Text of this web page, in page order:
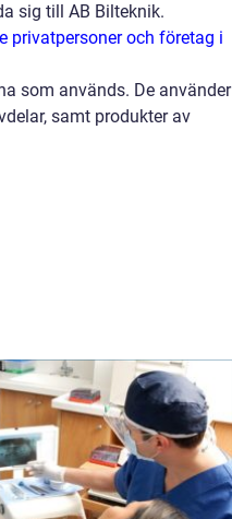
sig till AB Bilteknik.
privatpersoner och företag i
som används. De använder
samt produkter av